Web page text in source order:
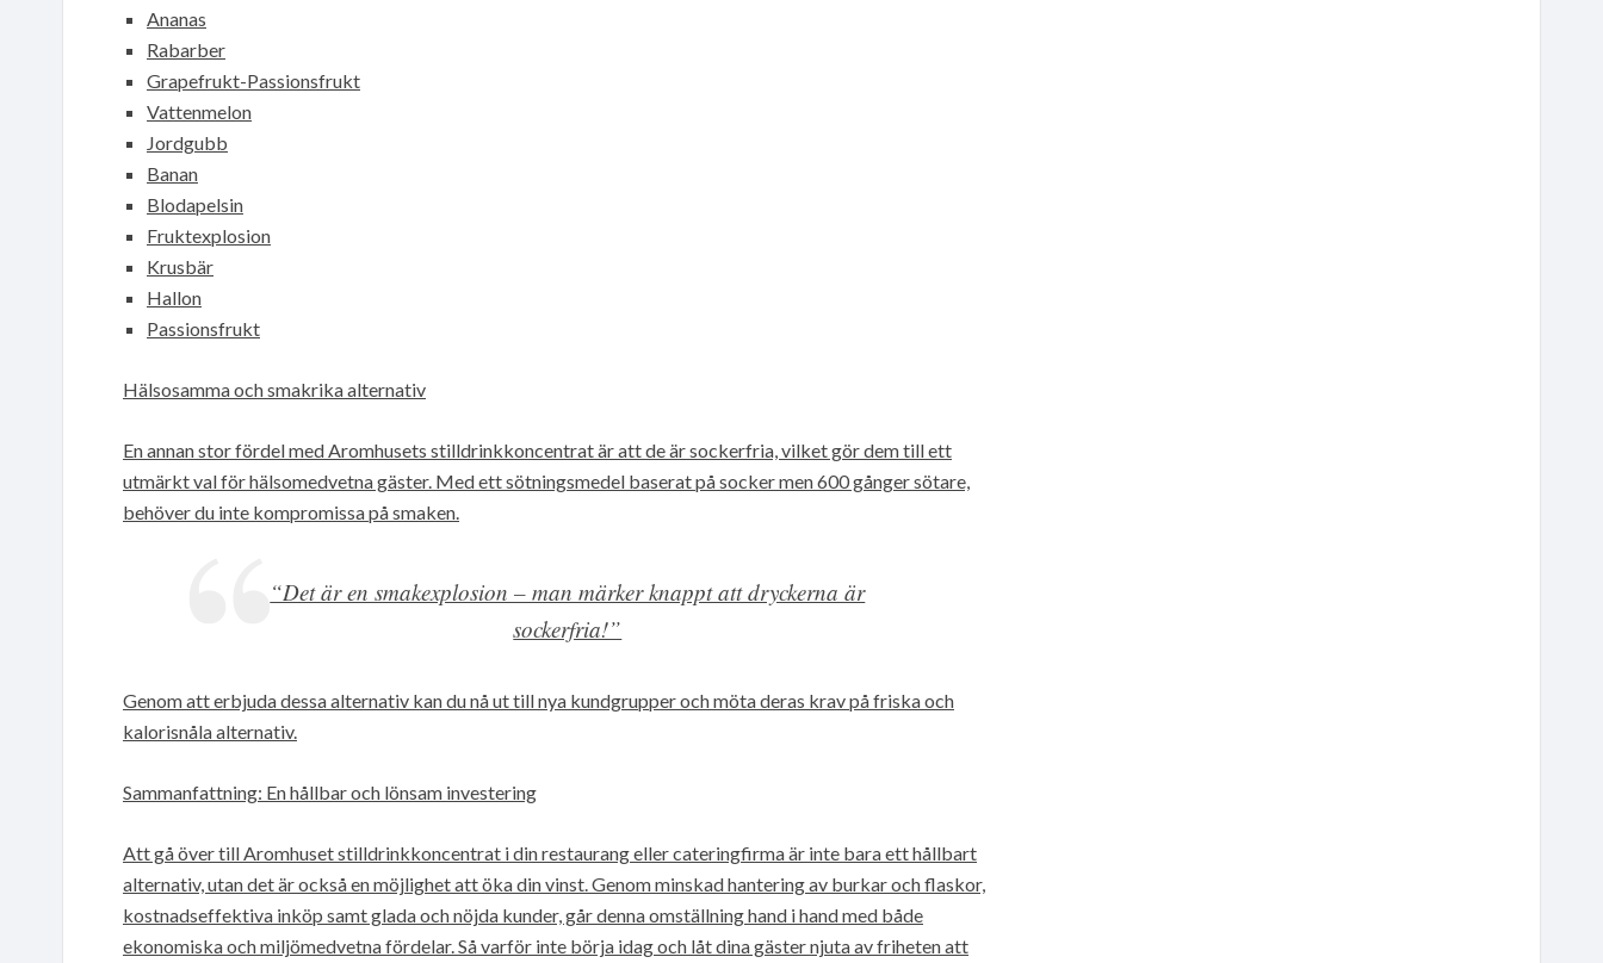
Ananas
Rabarber
Grapefrukt-Passionsfrukt
Vattenmelon
Jordgubb
Banan
Blodapelsin
Fruktexplosion
Krusbär
Hallon
Passionsfrukt
Hälsosamma och smakrika alternativ
En annan stor fördel med Aromhusets stilldrinkkoncentrat är att de är sockerfria, vilket gör dem till ett
utmärkt val för hälsomedvetna gäster. Med ett sötningsmedel baserat på socker men 600 gånger sötare,
behöver du inte kompromissa på smaken.
“Det är en smakexplosion – man märker knappt att dryckerna är
sockerfria!”
Genom att erbjuda dessa alternativ kan du nå ut till nya kundgrupper och möta deras krav på friska och
kalorisnåla alternativ.
Sammanfattning: En hållbar och lönsam investering
Att gå över till Aromhuset stilldrinkkoncentrat i din restaurang eller cateringfirma är inte bara ett hållbart
alternativ, utan det är också en möjlighet att öka din vinst. Genom minskad hantering av burkar och flaskor,
kostnadseffektiva inköp samt glada och nöjda kunder, går denna omställning hand i hand med både
ekonomiska och miljömedvetna fördelar. Så varför inte börja idag och låt dina gäster njuta av friheten att